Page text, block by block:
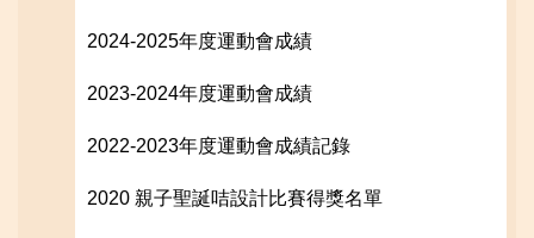
2024-2025年度運動會成績
2023-2024年度運動會成績
2022-2023年度運動會成績記錄
2020 親子聖誕咭設計比賽得獎名單